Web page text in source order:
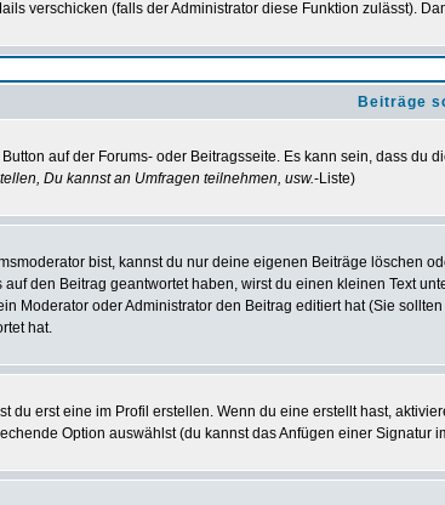
verschicken (falls der Administrator diese Funktion zulässt).
Beiträge
auf der Forums- oder Beitragsseite. Es kann sein, dass
Du kannst an Umfragen teilnehmen, usw.-Liste)
bist, kannst du nur deine eigenen Beiträge löschen
den Beitrag geantwortet haben, wirst du einen kleinen Text
Moderator oder Administrator den Beitrag editiert hat (Sie
hat.
du erst eine im Profil erstellen. Wenn du eine erstellt hast,
Option auswählst (du kannst das Anfügen einer